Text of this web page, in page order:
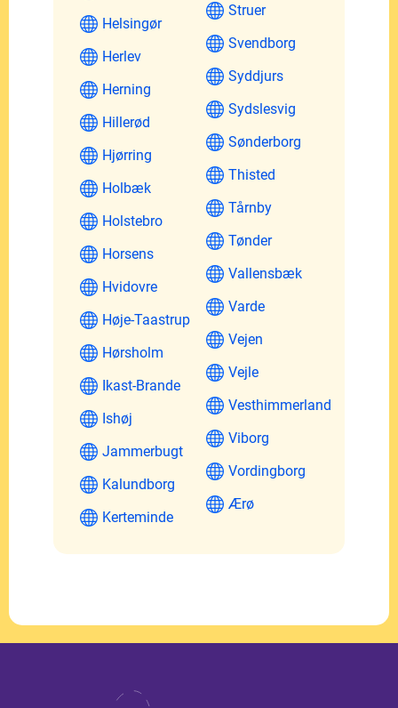
Helsingør
Herlev
Herning
Hillerød
Hjørring
Holbæk
Holstebro
Horsens
Hvidovre
Høje-Taastrup
Hørsholm
Ikast-Brande
Ishøj
Jammerbugt
Kalundborg
Kerteminde
Struer
Svendborg
Syddjurs
Sydslesvig
Sønderborg
Thisted
Tårnby
Tønder
Vallensbæk
Varde
Vejen
Vejle
Vesthimmerland
Viborg
Vordingborg
Ærø